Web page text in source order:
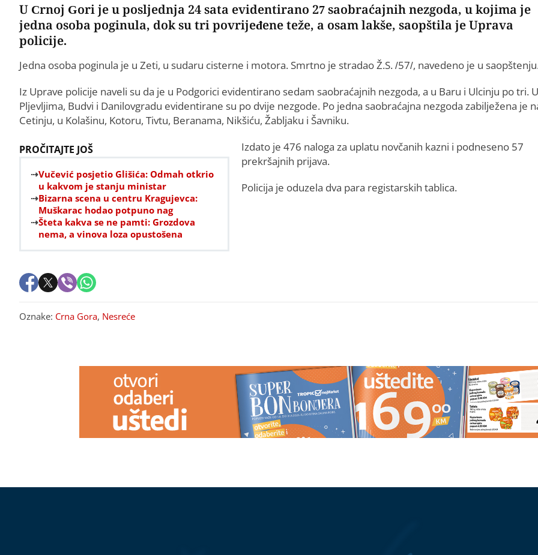
U Crnoj Gori je u posljednja 24 sata evidentirano 27 saobraćajnih nezgoda, u kojima je
jedna osoba poginula, dok su tri povrijeđene teže, a osam lakše, saopštila je Uprava
policije.
Jedna osoba poginula je u Zeti, u sudaru cisterne i motora. Smrtno je stradao Ž.S. /57/, navedeno je u
Iz Uprave policije naveli su da je u Podgorici evidentirano sedam saobraćajnih nezgoda, a u Baru i Ulcinju po tri. U
Pljevljima, Budvi i Danilovgradu evidentirane su po dvije nezgode. Po jedna saobraćajna nezgoda zabilježena je
Cetinju, u Kolašinu, Kotoru, Tivtu, Beranama, Nikšiću, Žabljaku i Šavniku.
PROČITAJTE JOŠ
Vučević posjetio Glišića: Odmah otkrio
u kakvom je stanju ministar
Bizarna scena u centru Kragujevca:
Muškarac hodao potpuno nag
Šteta kakva se ne pamti: Grozdova
nema, a vinova loza opustošena
Izdato je 476 naloga za uplatu novčanih kazni i podneseno 57
prekršajnih prijava.
Policija je oduzela dva para registarskih tablica.
Oznake: Crna Gora, Nesreće
pomoć zbog vrućina
alarm, stiže novi udar vrućine